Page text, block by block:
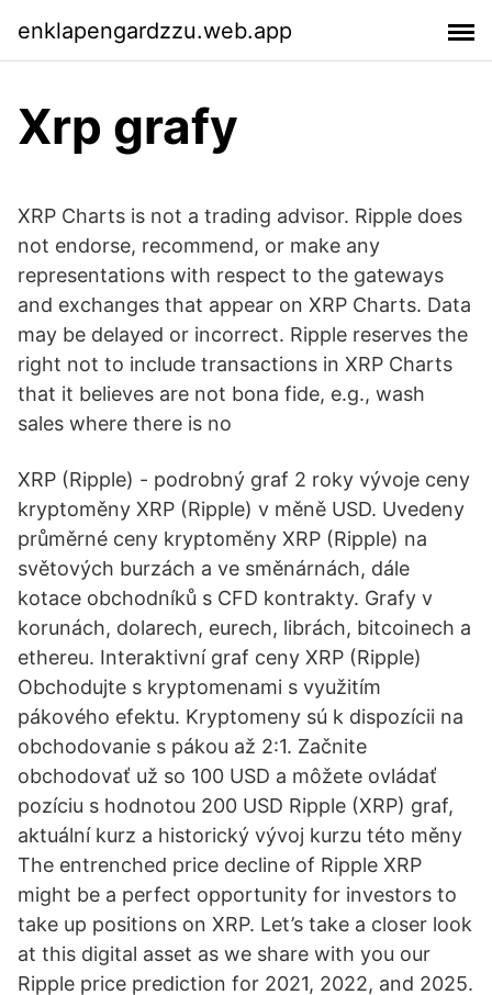
enklapengardzzu.web.app
Xrp grafy
XRP Charts is not a trading advisor. Ripple does
not endorse, recommend, or make any
representations with respect to the gateways
and exchanges that appear on XRP Charts. Data
may be delayed or incorrect. Ripple reserves the
right not to include transactions in XRP Charts
that it believes are not bona fide, e.g., wash
sales where there is no
XRP (Ripple) - podrobný graf 2 roky vývoje ceny
kryptoměny XRP (Ripple) v měně USD. Uvedeny
průměrné ceny kryptoměny XRP (Ripple) na
světových burzách a ve směnárnách, dále
kotace obchodníků s CFD kontrakty. Grafy v
korunách, dolarech, eurech, librách, bitcoinech a
ethereu. Interaktivní graf ceny XRP (Ripple)
Obchodujte s kryptomenami s využitím
pákového efektu. Kryptomeny sú k dispozícii na
obchodovanie s pákou až 2:1. Začnite
obchodovať už so 100 USD a môžete ovládať
pozíciu s hodnotou 200 USD Ripple (XRP) graf,
aktuální kurz a historický vývoj kurzu této měny
The entrenched price decline of Ripple XRP
might be a perfect opportunity for investors to
take up positions on XRP. Let’s take a closer look
at this digital asset as we share with you our
Ripple price prediction for 2021, 2022, and 2025.